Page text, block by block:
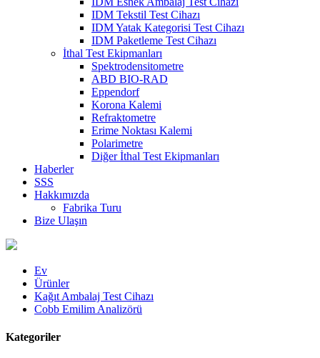
IDM Tekstil Test Cihazı
IDM Yatak Kategorisi Test Cihazı
IDM Paketleme Test Cihazı
İthal Test Ekipmanları
Spektrodensitometre
ABD BIO-RAD
Eppendorf
Korona Kalemi
Refraktometre
Erime Noktası Kalemi
Polarimetre
Diğer İthal Test Ekipmanları
Haberler
SSS
Hakkımızda
Fabrika Turu
Bize Ulaşın
Ev
Ürünler
Kağıt Ambalaj Test Cihazı
Cobb Emilim Analizörü
Kategoriler